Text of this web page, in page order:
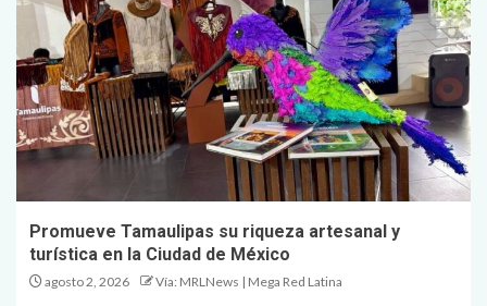
Promueve Tamaulipas su riqueza artesanal y
turística en la Ciudad de México
agosto 2, 2026 Vía: MRLNews | Mega Red Latina